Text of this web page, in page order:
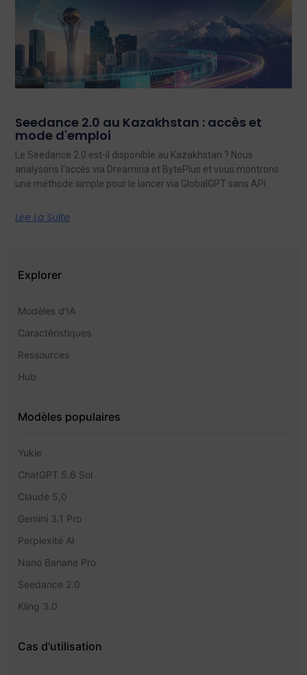
Seedance 2.0 au Kazakhstan : accès et
mode d'emploi
Le Seedance 2.0 est-il disponible au Kazakhstan ? Nous
analysons l'accès via Dreamina et BytePlus et vous montrons
une méthode simple pour le lancer via GlobalGPT sans API.
Lire La Suite
Explorer
Modèles d'IA
Caractéristiques
Ressources
Hub
Modèles populaires
Yukie
ChatGPT 5.6 Sol
Claude 5,0
Gemini 3.1 Pro
Perplexité AI
Nano Banane Pro
Seedance 2.0
Kling 3.0
Cas d'utilisation